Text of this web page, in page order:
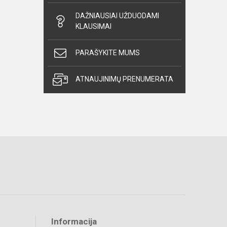
DAŽNIAUSIAI UŽDUODAMI
KLAUSIMAI
PARAŠYKITE MUMS
ATNAUJINIMŲ PRENUMERATA
Informacija